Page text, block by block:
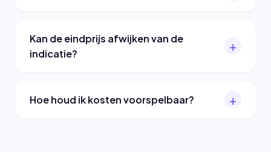
Kan de eindprijs afwijken van de
indicatie?
Hoe houd ik kosten voorspelbaar?